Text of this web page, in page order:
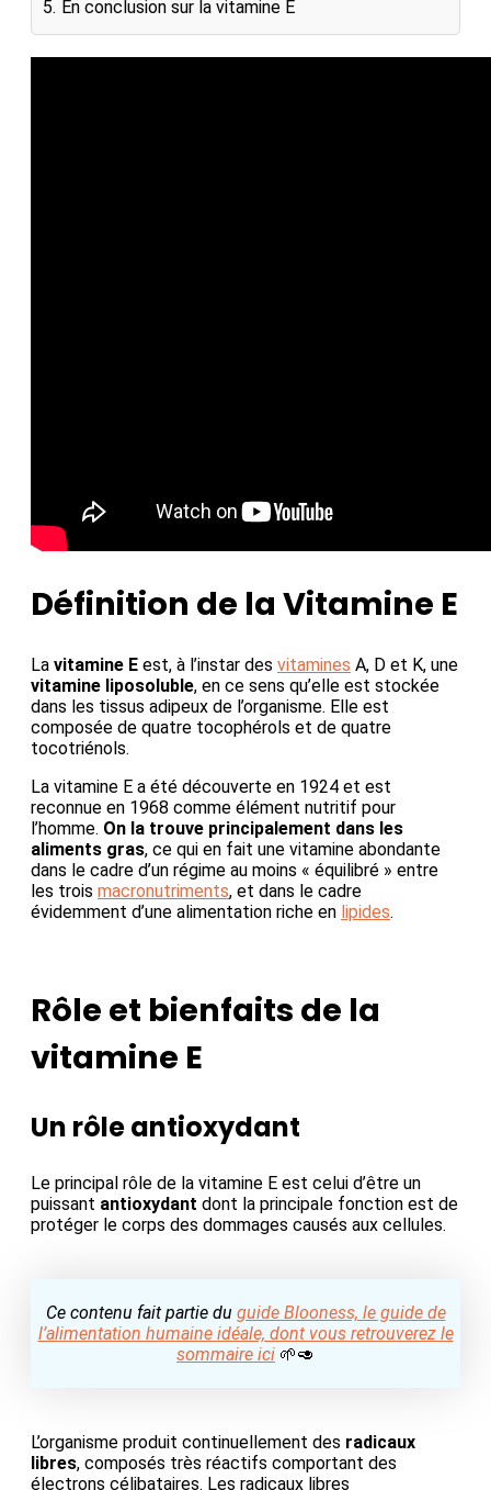
5. En conclusion sur la vitamine E
Définition de la Vitamine E
La vitamine E est, à l’instar des vitamines A, D et K, une
vitamine liposoluble, en ce sens qu’elle est stockée
dans les tissus adipeux de l’organisme. Elle est
composée de quatre tocophérols et de quatre
tocotriénols.
La vitamine E a été découverte en 1924 et est
reconnue en 1968 comme élément nutritif pour
l’homme. On la trouve principalement dans les
aliments gras, ce qui en fait une vitamine abondante
dans le cadre d’un régime au moins « équilibré » entre
les trois macronutriments, et dans le cadre
évidemment d’une alimentation riche en lipides.
Rôle et bienfaits de la
vitamine E
Un rôle antioxydant
Le principal rôle de la vitamine E est celui d’être un
puissant antioxydant dont la principale fonction est de
protéger le corps des dommages causés aux cellules.
Ce contenu fait partie du guide Blooness, le guide de
l’alimentation humaine idéale, dont vous retrouverez le
sommaire ici 🌱🥑
L’organisme produit continuellement des radicaux
libres, composés très réactifs comportant des
électrons célibataires. Les radicaux libres